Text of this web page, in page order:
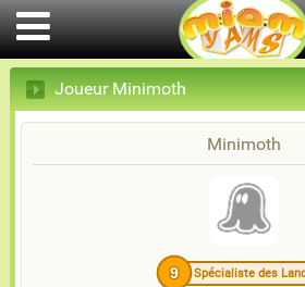
Joueur Minimoth
Minimoth
9 Spécialiste des